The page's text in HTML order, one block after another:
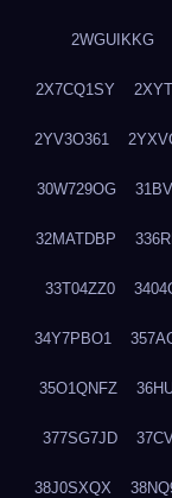
2WGUIKKG
2X7CQ1SY
2YV3O361
30W729OG
32MATDBP
33T04ZZ0
34Y7PBO1
35O1QNFZ
377SG7JD
38J0SXQX